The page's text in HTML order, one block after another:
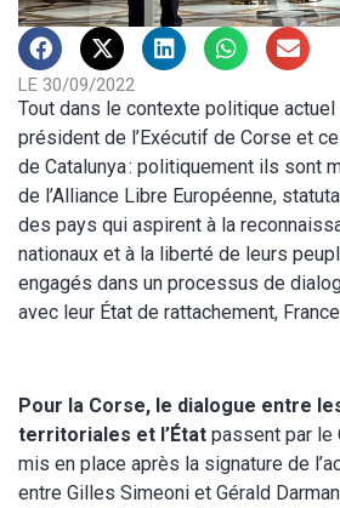
LE 30/09/2022
Tout dans le contexte politique
président de l’Exécutif de Corse et
de Catalunya : politiquement ils sont
de l’Alliance Libre Européenne,
des pays qui aspirent à la
nationaux et à la liberté de leurs
engagés dans un processus de
avec leur État de rattachement,
Pour la Corse, le dialogue entre
territoriales et l’État passent par le
mis en place après la signature de
entre Gilles Simeoni et Gérald